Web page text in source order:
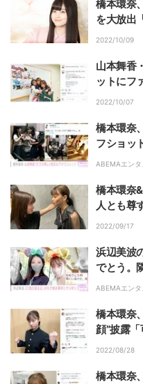
橋本環奈
を大放出
2022/10/09
山本舞香
ットにフ
人」
2022/10/07
橋本環奈
フショッ
い」と話
ABEMAエンタ
橋本環奈
人とも尊
声
2022/09/17
浜辺美波
でとう。
さが話題
ABEMAエンタ
橋本環奈
顔”披露
賛の声
2022/08/28
橋本環奈